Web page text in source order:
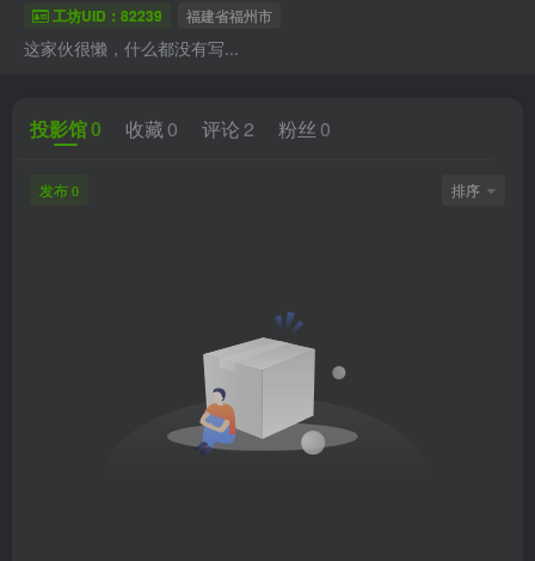
工坊UID：82239 福建省福州市
这家伙很懒，什么都没有写...
投影馆0 收藏 0 评论 2 粉丝 0
发布 0 排序